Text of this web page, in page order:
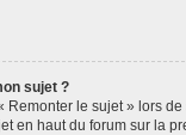
sujet ?
Remonter le sujet » lors
en haut du forum sur la